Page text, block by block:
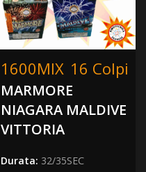
1600MIX 16 Colpi
MARMORE
NIAGARA MALDIVE
VITTORIA
Durata: 32/35SEC